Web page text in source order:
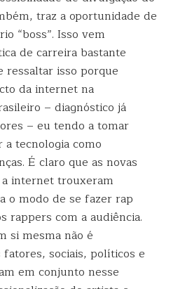
traz a oportunidade de
“boss”. Isso vem
de carreira bastante
ressaltar isso porque
da internet na
– diagnóstico já
– eu tendo a tomar
a tecnologia como
É claro que as novas
internet trouxeram
o modo de se fazer rap
rappers com a audiência.
si mesma não é
sociais, políticos e
em conjunto nesse